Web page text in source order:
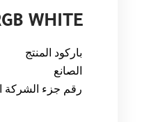
WHITE
باركود المنتج
الصانع
رقم جزء الشركة